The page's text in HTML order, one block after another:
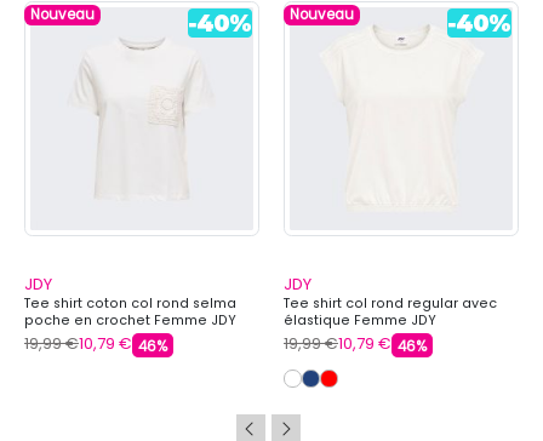
Nouveau
JDY
Tee shirt coton col rond selma
poche en crochet Femme JDY
19,99 €10,79 € 46%
Nouveau
JDY
Tee shirt col rond regular avec
élastique Femme JDY
19,99 €10,79 € 46%